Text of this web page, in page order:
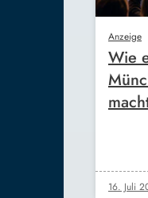
Anzeige
Wie
16. Juli